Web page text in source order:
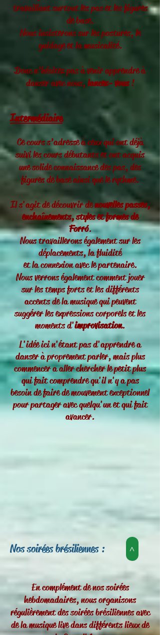
travaillant surtout les pas et les figures
de base.
Nous insisterons sur les postures, le
guidage et la musicalité.
Donc n’hésitez pas à venir apprendre à
danser avec nous, lancez- vous!
Intermédiaire
Ce cours s’adresse à ceux qui ont déjà
suivi les cours débutants et ont acquis
une solide connaissance des pas, des
figures de base ainsi que le rythme.
Il s'agit de découvrir denouvelles passes,
enchaînements, styles et formes de
Forró.
Nous travaillerons également sur les
déplacements, la fluidité
et la connexion avec le partenaire.
Nous verrons également comment jouer
sur les temps forts et les différents
accents de la musique qui peuvent
suggérer les expressions corporels et les
moments d'improvisation.
L'idée ici n'étant pas d'apprendre a
danser à proprement parler, mais plus
commencer a aller chercher le petit plus
qui fait comprendre qu'il n'y a pas
besoin de faire de mouvement exceptionnel
pour partager avec quelqu'un et qui fait
avancer.
Nos soirées brésiliennes : >
En complément de nos soirées
hebdomadaires, nous organisons
régulièrement des soirées brésiliennes avec
de la musique live dans différents lieux de